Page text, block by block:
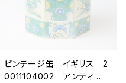
ビンテージ缶 イギリス 2
0011104002 アンティー